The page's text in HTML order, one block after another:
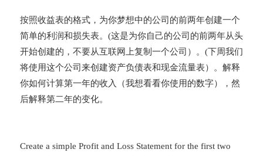
按照收益表的格式，为你梦想中的公司的前两年创建一个
简单的利润和损失表。(这是为你自己的公司的前两年从头
开始创建的，不要从互联网上复制一个公司）。(下周我们
将使用这个公司来创建资产负债表和现金流量表）。解释
你如何计算第一年的收入（我想看看你使用的数字），然
后解释第二年的变化。
Create a simple Profit and Loss Statement for the first two